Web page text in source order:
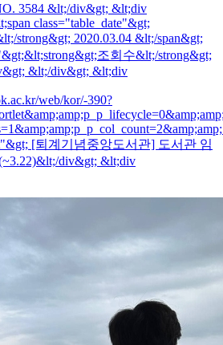
3584 &lt;/div&gt; &lt;div
class="table_date"&gt;
strong&gt; 2020.03.04 &lt;/span&gt;
조회수&lt;/strong&gt;
&lt;/div&gt; &lt;div
web/kor/-390?
[퇴계기념중앙도서관] 도서관 임
div&gt; &lt;div